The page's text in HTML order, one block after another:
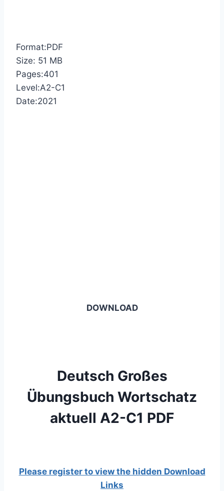
Format:PDF
Size: 51 MB
Pages:401
Level:A2-C1
Date:2021
DOWNLOAD
Deutsch Großes
Übungsbuch Wortschatz
aktuell A2-C1 PDF
Please register to view the hidden Download
Links